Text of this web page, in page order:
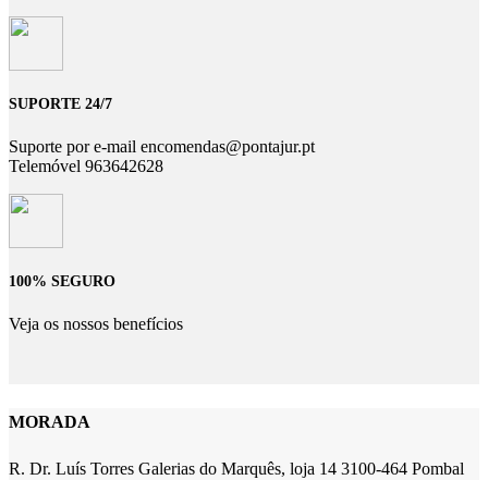
SUPORTE 24/7
Suporte por e-mail encomendas@pontajur.pt
Telemóvel 963642628
100% SEGURO
Veja os nossos benefícios
MORADA
R. Dr. Luís Torres Galerias do Marquês, loja 14 3100-464 Pombal